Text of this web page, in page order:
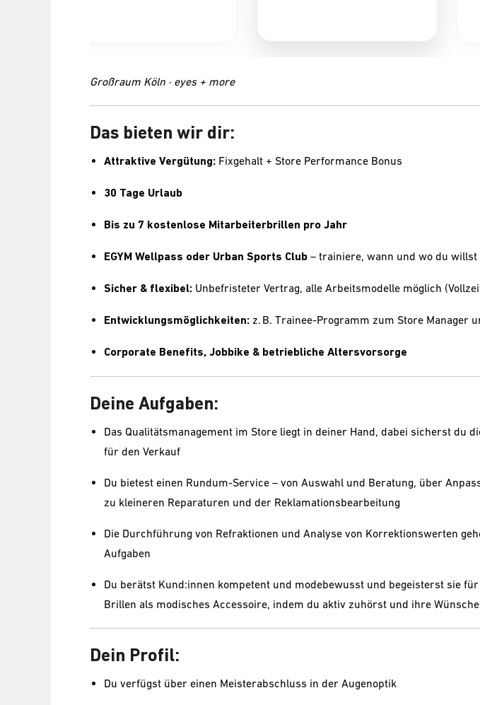
Großraum Köln · eyes + more
Das bieten wir dir:
Attraktive Vergütung: Fixgehalt + Store Performance Bonus
30 Tage Urlaub
Bis zu 7 kostenlose Mitarbeiterbrillen pro Jahr
EGYM Wellpass oder Urban Sports Club – trainiere, wann und wo du willst
Sicher & flexibel: Unbefristeter Vertrag, alle Arbeitsmodelle möglich
Entwicklungsmöglichkeiten: z. B. Trainee-Programm zum Store Manager
Corporate Benefits, Jobbike & betriebliche Altersvorsorge
Deine Aufgaben:
Das Qualitätsmanagement im Store liegt in deiner Hand, dabei sicherst du
für den Verkauf
Du bietest einen Rundum-Service – von Auswahl und Beratung, über
zu kleineren Reparaturen und der Reklamationsbearbeitung
Die Durchführung von Refraktionen und Analyse von Korrektionswerten
Aufgaben
Du berätst Kund:innen kompetent und modebewusst und begeisterst sie
Brillen als modisches Accessoire, indem du aktiv zuhörst und ihre
Dein Profil:
Du verfügst über einen Meisterabschluss in der Augenoptik